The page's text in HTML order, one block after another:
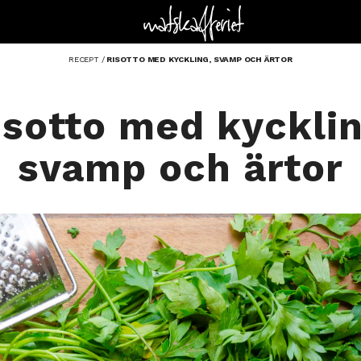
RECEPT/ RISOTTO MED KYCKLING, SVAMP OCH ÄRTOR
med
svamp och ärtor